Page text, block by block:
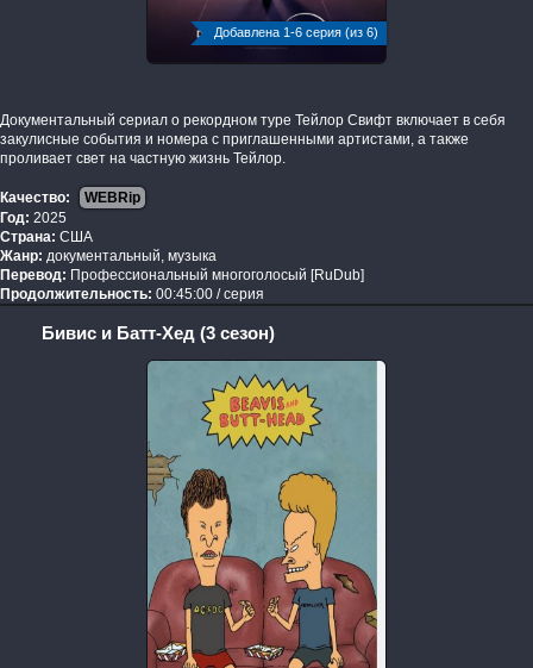
Добавлена 1-6 серия (из 6)
Документальный сериал о рекордном туре Тейлор Свифт включает в себя
закулисные события и номера с приглашенными артистами, а также
проливает свет на частную жизнь Тейлор.
Качество:
WEBRip
Год: 2025
Страна: США
Жанр: документальный, музыка
Перевод: Профессиональный многоголосый [RuDub]
Продолжительность: 00:45:00 / серия
Бивис и Батт-Хед (3 сезон)